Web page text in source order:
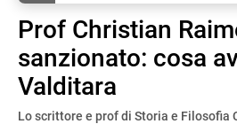
Prof Christian
sanzionato: cosa
Valditara
Lo scrittore e prof di Storia e Filosofia